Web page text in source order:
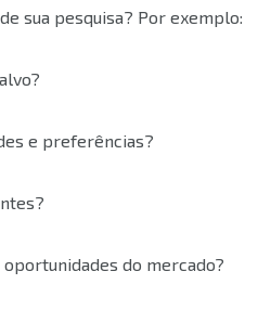
sua pesquisa? Por exemplo:
e preferências?
oportunidades do mercado?